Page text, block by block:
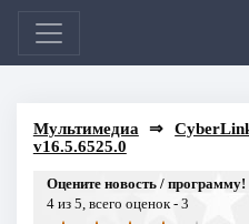
Мультимедиа ⇒
v16.5.6525.0
Оцените новость / программу!
4из 5, всего оценок - 3